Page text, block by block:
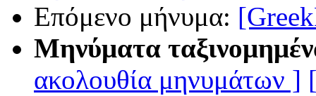
Επόμενο μήνυμα:
Μηνύματα
ακολουθία μηνυμάτων ]